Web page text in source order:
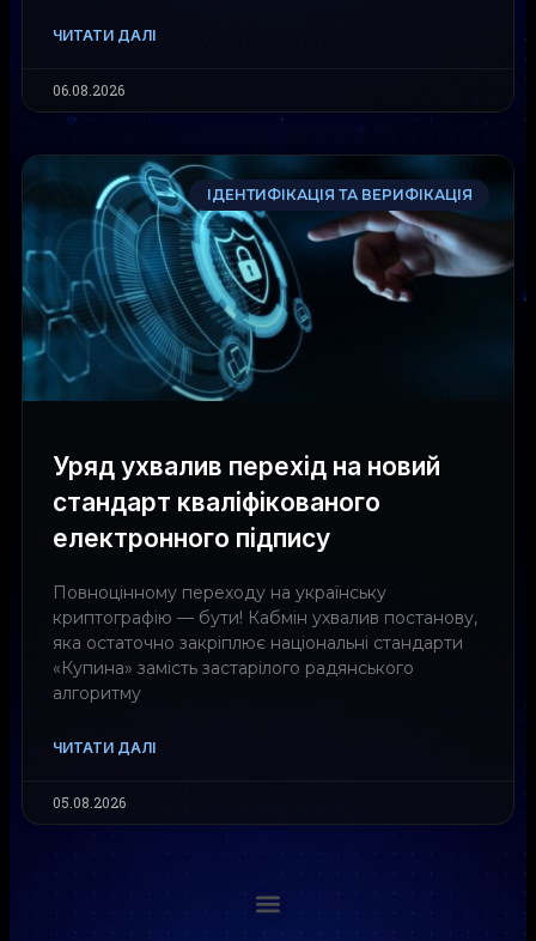
ЧИТАТИ ДАЛІ
06.08.2026
ІДЕНТИФІКАЦІЯ ТА ВЕРИФІКАЦІЯ
Уряд ухвалив перехід на новий
стандарт кваліфікованого
електронного підпису
Повноцінному переходу на українську
криптографію — бути! Кабмін ухвалив постанову,
яка остаточно закріплює національні стандарти
«Купина» замість застарілого радянського
алгоритму
ЧИТАТИ ДАЛІ
05.08.2026